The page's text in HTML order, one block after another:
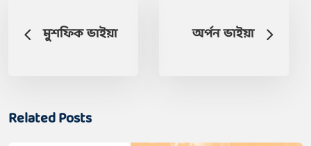
মুশফিক ভাইয়া অর্পন ভাইয়া
Related Posts